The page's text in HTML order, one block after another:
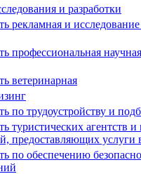
и разработки
рекламная и
профессиональная
ветеринарная
по трудоустройству и
туристических агентств
предоставляющих услуги
по обеспечению